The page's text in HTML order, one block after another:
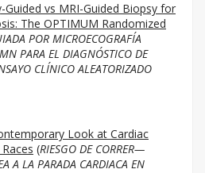
vs MRI-Guided Biopsy for
The OPTIMUM Randomized
POR MICROECOGRAFÍA
PARA EL DIAGNÓSTICO DE
CLÍNICO ALEATORIZADO
Look at Cardiac
(RIESGO DE CORRER—
A LA PARADA CARDIACA EN